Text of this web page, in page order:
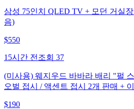
삼성 75인치 QLED TV + 모던 거실
음)
$550
15시간 전 조회 37
(미사용) 웨지우드 바바라 배리 "펄
오벌 접시 / 액센트 접시 2개 판매 +
$190